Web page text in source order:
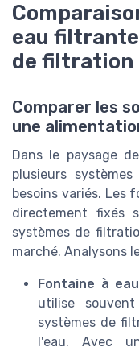
eau
de filtration
Comparer les
une
Dans le paysage
plusieurs
besoins variés. Les
directement fixés
systèmes de
marché. Analysons
Fontaine à
utilise
systèmes de
l'eau. Avec